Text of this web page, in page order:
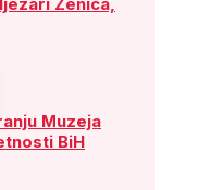
Muzeja
BiH